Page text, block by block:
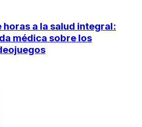
horas a la salud integral:
médica sobre los